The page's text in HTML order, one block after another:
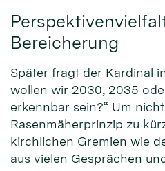
Bereicherung
Später fragt der Kardinal
wollen wir 2030, 2035
erkennbar sein?“ Um
Rasenmäherprinzip zu
kirchlichen Gremien wie
aus vielen Gesprächen